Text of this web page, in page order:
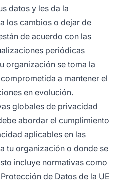
datos y les da la
los cambios o dejar de
de acuerdo con las
periódicas
organización se toma la
a mantener el
en evolución.
globales de privacidad
abordar el cumplimiento
aplicables en las
tu organización o donde se
incluye normativas como
de Datos de la UE